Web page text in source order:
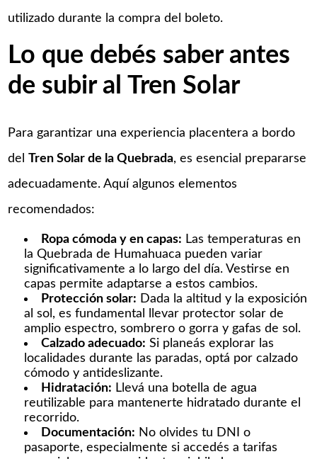
utilizado durante la compra del boleto.
Lo que debés saber antes
de subir al Tren Solar
Para garantizar una experiencia placentera a bordo
delTren Solar de la Quebrada, es esencial prepararse
adecuadamente. Aquí algunos elementos
recomendados:
Ropa cómoda y en capas: Las temperaturas en
la Quebrada de Humahuaca pueden variar
significativamente a lo largo del día. Vestirse en
capas permite adaptarse a estos cambios.​
Protección solar: Dada la altitud y la exposición
al sol, es fundamental llevar protector solar de
amplio espectro, sombrero o gorra y gafas de sol.​
Calzado adecuado: Si planeás explorar las
localidades durante las paradas, optá por calzado
cómodo y antideslizante.​
Hidratación: Llevá una botella de agua
reutilizable para mantenerte hidratado durante el
recorrido.​
Documentación: No olvides tu DNI o
pasaporte, especialmente si accedés a tarifas